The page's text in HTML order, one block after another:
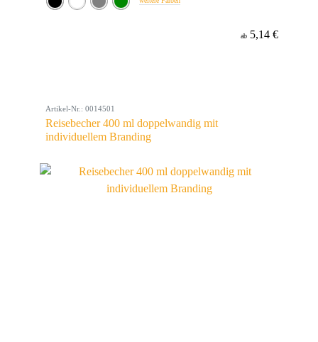
ab 5,14 €
Artikel-Nr.: 0014501
Reisebecher 400 ml doppelwandig mit
individuellem Branding